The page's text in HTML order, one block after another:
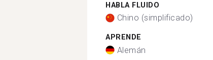
HABLA FLUIDO
Chino (simplificado)
APRENDE
Alemán